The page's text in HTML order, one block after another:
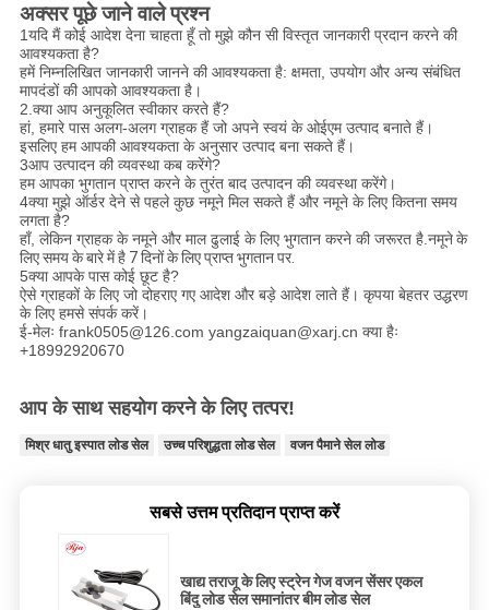
अक्सर पूछे जाने वाले प्रश्न
1यदि मैं कोई आदेश देना चाहता हूँ तो मुझे कौन सी विस्तृत जानकारी प्रदान करने की
आवश्यकता है?
हमें निम्नलिखित जानकारी जानने की आवश्यकता है: क्षमता, उपयोग और अन्य संबंधित
मापदंडों की आपको आवश्यकता है।
2.क्या आप अनुकूलित स्वीकार करते हैं?
हां, हमारे पास अलग-अलग ग्राहक हैं जो अपने स्वयं के ओईएम उत्पाद बनाते हैं।
इसलिए हम आपकी आवश्यकता के अनुसार उत्पाद बना सकते हैं।
3आप उत्पादन की व्यवस्था कब करेंगे?
हम आपका भुगतान प्राप्त करने के तुरंत बाद उत्पादन की व्यवस्था करेंगे।
4क्या मुझे ऑर्डर देने से पहले कुछ नमूने मिल सकते हैं और नमूने के लिए कितना समय
लगता है?
हाँ, लेकिन ग्राहक के नमूने और माल ढुलाई के लिए भुगतान करने की जरूरत है. नमूने के
लिए समय के बारे में है 7 दिनों के लिए प्राप्त भुगतान पर.
5क्या आपके पास कोई छूट है?
ऐसे ग्राहकों के लिए जो दोहराए गए आदेश और बड़े आदेश लाते हैं। कृपया बेहतर उद्धरण
के लिए हमसे संपर्क करें।
ई-मेलः frank0505@126.com yangzaiquan@xarj.cn क्या हैः
+18992920670
आप के साथ सहयोग करने के लिए तत्पर!
मिश्र धातु इस्पात लोड सेल उच्च परिशुद्धता लोड सेल वजन पैमाने सेल लोड
सबसे उत्तम प्रतिदान प्राप्त करें
खाद्य तराजू के लिए स्ट्रेन गेज वजन सेंसर एकल
बिंदु लोड सेल समानांतर बीम लोड सेल